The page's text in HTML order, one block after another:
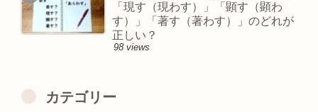
「現す（現わす）」「顕す（顕わ
す）」「著す（著わす）」のどれが
正しい？
98 views
カテゴリー